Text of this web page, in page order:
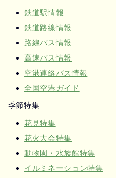
鉄道駅情報
鉄道路線情報
路線バス情報
高速バス情報
空港連絡バス情報
全国空港ガイド
季節特集
花見特集
花火大会特集
動物園・水族館特集
イルミネーション特集